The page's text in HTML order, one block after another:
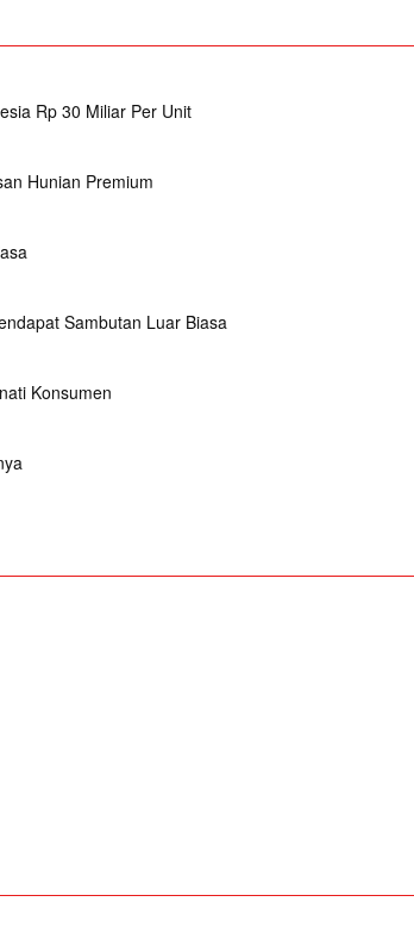
Rp 30 Miliar Per Unit
Hunian Premium
Sambutan Luar Biasa
Konsumen